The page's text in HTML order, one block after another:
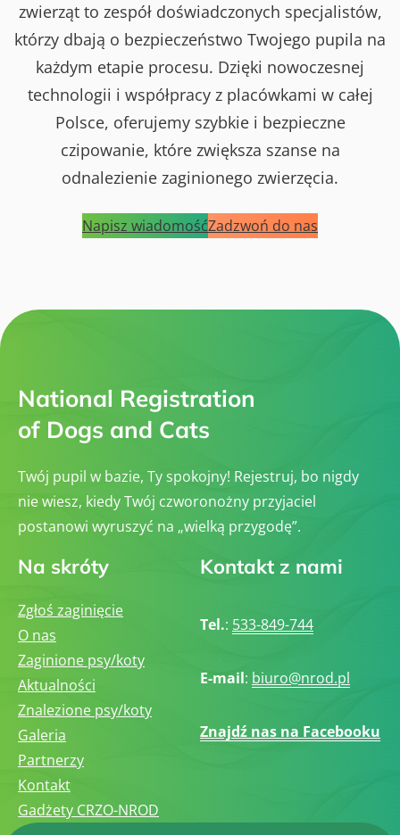
zwierząt to zespół doświadczonych specjalistów,
którzy dbają o bezpieczeństwo Twojego pupila na
każdym etapie procesu. Dzięki nowoczesnej
technologii i współpracy z placówkami w całej
Polsce, oferujemy szybkie i bezpieczne
czipowanie, które zwiększa szanse na
odnalezienie zaginionego zwierzęcia.
Napisz wiadomośćZadzwoń do nas
National Registration
of Dogs and Cats
Twój pupil w bazie, Ty spokojny! Rejestruj, bo nigdy
nie wiesz, kiedy Twój czworonożny przyjaciel
postanowi wyruszyć na „wielką przygodę”.
Na skróty
Zgłoś zaginięcie
O nas
Zaginione psy/koty
Aktualności
Znalezione psy/koty
Galeria
Partnerzy
Kontakt
Gadżety CRZO-NROD
Kontakt z nami
Tel.: 533-849-744
E-mail: biuro@nrod.pl
Znajdź nas na Facebooku